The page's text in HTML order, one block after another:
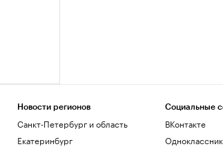
Новости регионов
Санкт-Петербург и область
Екатеринбург
Социальные
ВКонтакте